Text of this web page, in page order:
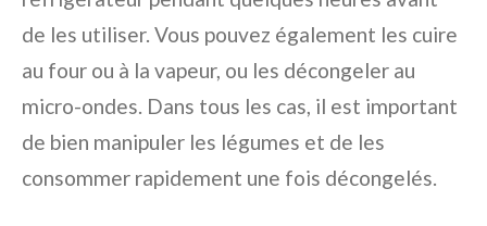
de les utiliser. Vous pouvez également les cuire
au four ou à la vapeur, ou les décongeler au
micro-ondes. Dans tous les cas, il est important
de bien manipuler les légumes et de les
consommer rapidement une fois décongelés.